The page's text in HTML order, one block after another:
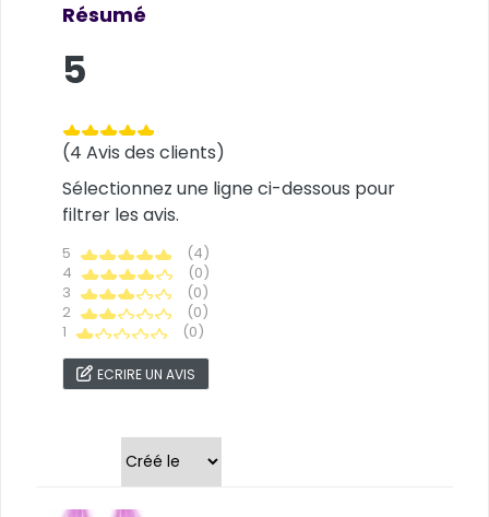
Résumé
5
(4 Avis des clients)
Sélectionnez une ligne ci-dessous pour
filtrer les avis.
5
(4)
4
(0)
3
(0)
2
(0)
1
(0)
ECRIRE UN AVIS